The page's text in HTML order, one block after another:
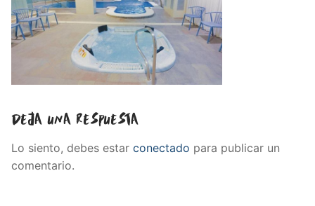
Deja una respuesta
Lo siento, debes estar conectado para publicar un
comentario.